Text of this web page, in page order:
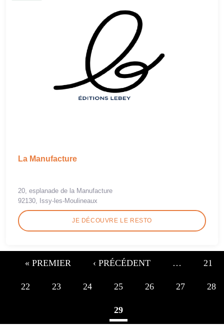
La Manufacture
20, esplanade de la Manufacture
92130, Issy-les-Moulineaux
JE DÉCOUVRE LE RESTO
« PREMIER ‹ PRÉCÉDENT … 21
22 23 24 25 26 27 28
29